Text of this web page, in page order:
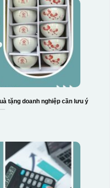
tặng doanh nghiệp cần lưu ý